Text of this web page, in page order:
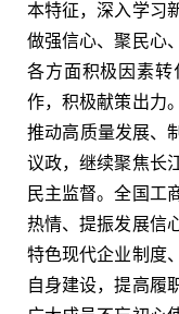
本特征，深入学习
做强信心、聚民心
各方面积极因素转
作，积极献策出力
推动高质量发展、
议政，继续聚焦长
民主监督。全国工
热情、提振发展信
特色现代企业制度
自身建设，提高履